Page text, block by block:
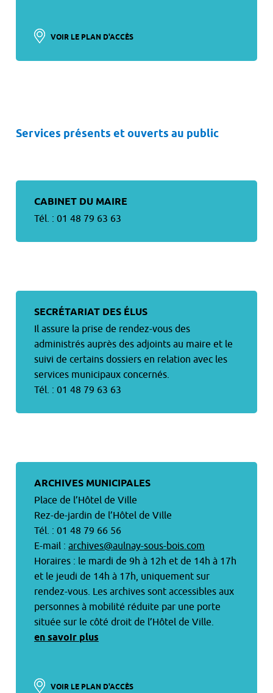
VOIR LE PLAN D'ACCÈS
Services présents et ouverts au public
CABINET DU MAIRE
Tél. : 01 48 79 63 63
SECRÉTARIAT DES ÉLUS
Il assure la prise de rendez-vous des
administrés auprès des adjoints au maire et le
suivi de certains dossiers en relation avec les
services municipaux concernés.
Tél. : 01 48 79 63 63
ARCHIVES MUNICIPALES
Place de l’Hôtel de Ville
Rez-de-jardin de l’Hôtel de Ville
Tél. : 01 48 79 66 56
E-mail : archives@aulnay-sous-bois.com
Horaires : le mardi de 9h à 12h et de 14h à 17h
et le jeudi de 14h à 17h, uniquement sur
rendez-vous. Les archives sont accessibles aux
personnes à mobilité réduite par une porte
située sur le côté droit de l’Hôtel de Ville.
en savoir plus
VOIR LE PLAN D'ACCÈS